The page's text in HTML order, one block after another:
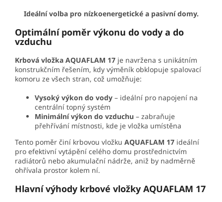
Ideální volba pro nízkoenergetické a pasivní domy.
Optimální poměr výkonu do vody a do
vzduchu
Krbová vložka AQUAFLAM 17 je navržena s unikátním
konstrukčním řešením, kdy výměník obklopuje spalovací
komoru ze všech stran, což umožňuje:
Vysoký výkon do vody – ideální pro napojení na
centrální topný systém
Minimální výkon do vzduchu – zabraňuje
přehřívání místnosti, kde je vložka umístěna
Tento poměr činí krbovou vložku AQUAFLAM 17 ideální
pro efektivní vytápění celého domu prostřednictvím
radiátorů nebo akumulační nádrže, aniž by nadměrně
ohřívala prostor kolem ní.
Hlavní výhody krbové vložky AQUAFLAM 17